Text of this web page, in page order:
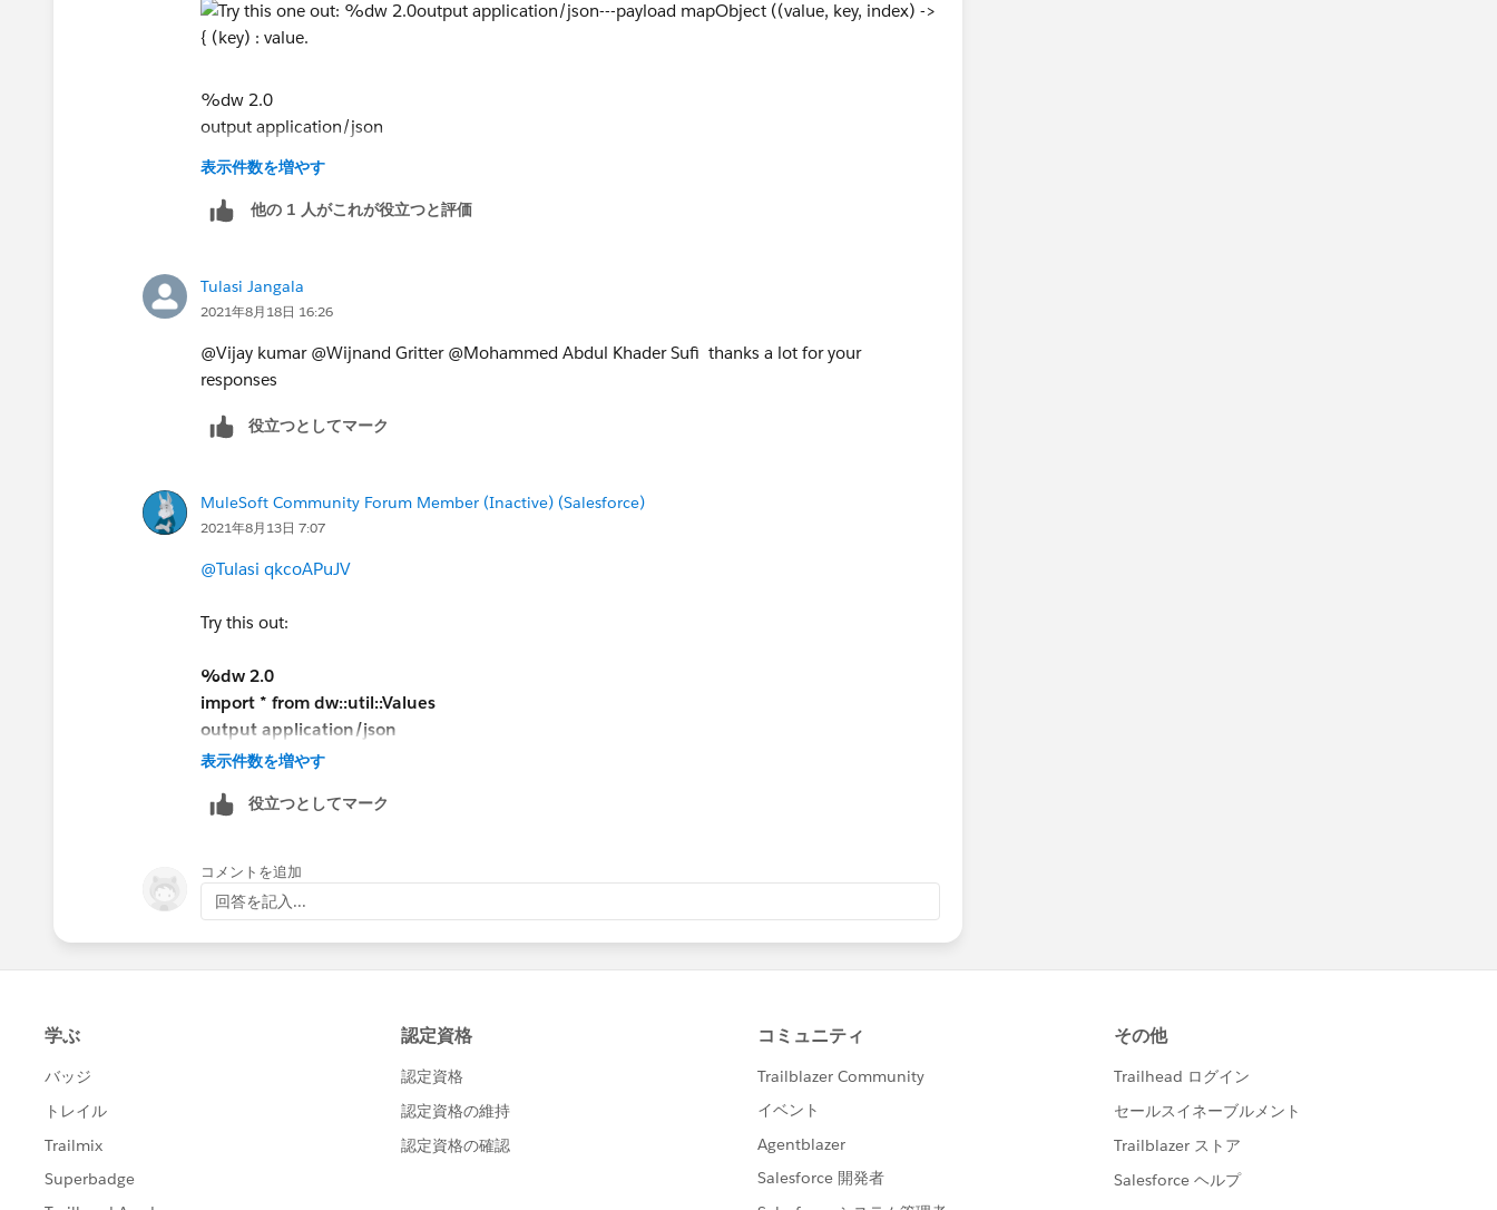
%dw 2.0
output application/json
payload mapObject ((value, key, index) -> {
(key) : value.response mapObject ((value, key, index) ->
else
(key) : value
} )
表示件数を増やす
他の 1 人がこれが役立つと評価
Tulasi Jangala
2021年8月18日 16:26
@Vijay kumar​ @Wijnand Gritter​ @Mohammed Abdul Khader Sufi​ thanks a lot for your
responses
役立つとしてマーク
MuleSoft Community Forum Member (Inactive) (Salesforce)
2021年8月13日 7:07
@Tulasi qkcoAPuJV
Try this out:
%dw 2.0
import * from dw::util::Values
output application/json
---
case .data -> $[0]
case .data -> ($) mapObject() -> {
(if(($$) as String == "product") "inventory": ($) else ($$): ($))
}
}
表示件数を増やす
役立つとしてマーク
コメントを追加
回答を記入...